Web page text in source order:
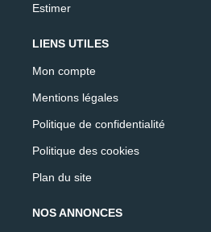
Estimer
LIENS UTILES
Mon compte
Mentions légales
Politique de confidentialité
Politique des cookies
Plan du site
NOS ANNONCES